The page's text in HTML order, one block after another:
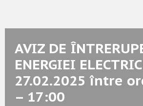
AVIZ DE
ENERGIEI
27.02.2025 între
– 17:00